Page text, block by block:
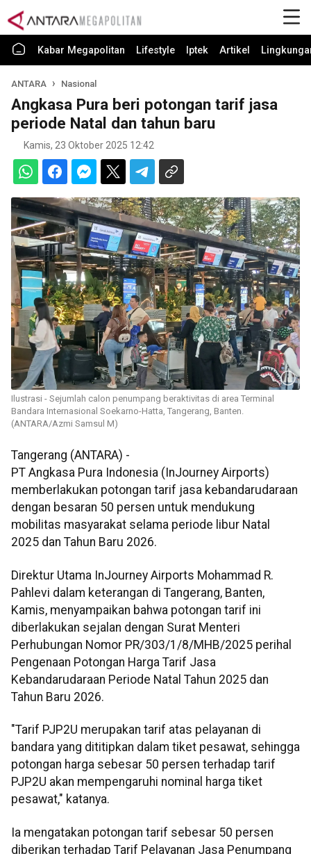
Kabar Megapolitan Lifestyle Iptek Artikel
ANTARA Nasional
Angkasa Pura beri potongan tarif jasa
periode Natal dan tahun baru
Kamis, 23 Oktober 2025 12:42
Ilustrasi - Sejumlah calon penumpang beraktivitas di area Terminal
Bandara Internasional Soekarno-Hatta, Tangerang, Banten.
(ANTARA/Azmi Samsul M)
Tangerang (ANTARA) -
PT Angkasa Pura Indonesia (InJourney Airports)
memberlakukan potongan tarif jasa kebandarudaraan
dengan besaran 50 persen untuk mendukung
mobilitas masyarakat selama periode libur Natal
2025 dan Tahun Baru 2026.
Direktur Utama InJourney Airports Mohammad R.
Pahlevi dalam keterangan di Tangerang, Banten,
Kamis, menyampaikan bahwa potongan tarif ini
diberlakukan sejalan dengan Surat Menteri
Perhubungan Nomor PR/303/1/8/MHB/2025 perihal
Pengenaan Potongan Harga Tarif Jasa
Kebandarudaraan Periode Natal Tahun 2025 dan
Tahun Baru 2026.
"Tarif PJP2U merupakan tarif atas pelayanan di
bandara yang dititipkan dalam tiket pesawat, sehingga
potongan harga sebesar 50 persen terhadap tarif
PJP2U akan mempengaruhi nominal harga tiket
pesawat," katanya.
Ia mengatakan potongan tarif sebesar 50 persen
diberikan terhadap Tarif Pelayanan Jasa Penumpang